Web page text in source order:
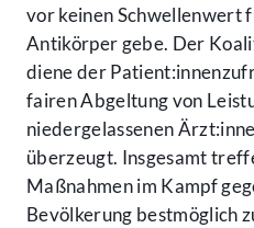
vor keinen Schwellenwert
Antikörper gebe. Der
diene der
fairen Abgeltung von
niedergelassenen
überzeugt. Insgesamt
Maßnahmen im Kampf
Bevölkerung bestmöglich